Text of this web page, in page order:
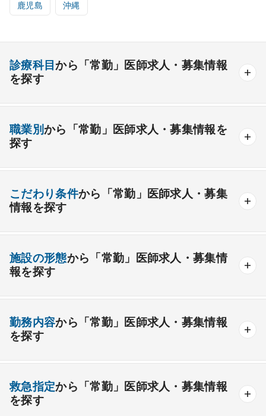
鹿児島 沖縄
診療科目から「常勤」医師求人・募集情報
を探す
内科系
一般内科 呼吸器内科 消化器内科 循環器内科
老人内科 リウマチ内科 総合診療科
消化器外科
整形外科 形成外科 美容外科
その他
心療内科 泌尿器科 眼科 耳鼻咽喉科
皮膚科
職業別から「常勤」医師求人・募集情報を
探す
こだわり条件から「常勤」医師求人・募集
情報を探す
開業支援あり
外来のみの勤務可能 給与インセンティブ制度あり
夜間当直なしの勤務可
後期研修可能 週4日の勤務可能
オンコールなしの勤務可能 セカンドキャリア歓迎
施設の形態から「常勤」医師求人・募集情
報を探す
療養＋精神
勤務内容から「常勤」医師求人・募集情報
を探す
検査
救急指定から「常勤」医師求人・募集情報
を探す